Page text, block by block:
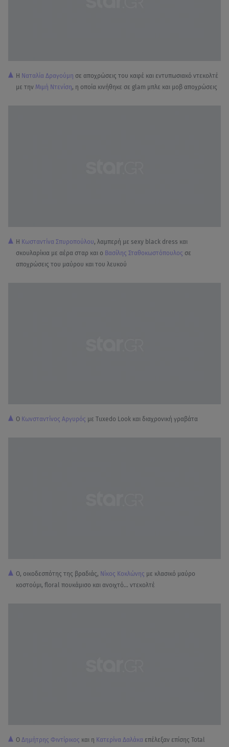
Η Ναταλία Δραγούμη σε αποχρώσεις του καφέ και εντυπωσιακό ντεκολτέ
με την Μιμή Ντενίση, η οποία κινήθηκε σε glam μπλε και μοβ αποχρώσεις
Η Κωσταντίνα Σπυροπούλου, λαμπερή με sexy black dress και
σκουλαρίκια με αέρα σταρ και ο Βασίλης Σταθοκωστόπουλος σε
αποχρώσεις του μαύρου και του λευκού
Ο Κωνσταντίνος Αργυρός με Tuxedo Look και διαχρονική γραβάτα
Ο, οικοδεσπότης της βραδιάς, Νίκος Κοκλώνης με κλασικό μαύρο
κοστούμι, floral πουκάμισο και ανοιχτό... ντεκολτέ
Ο Δημήτρης Φιντίρικος και η Κατερίνα Δαλάκα επέλεξαν επίσης Total